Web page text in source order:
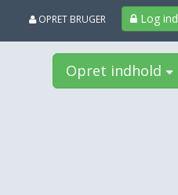
Log ind
OPRET BRUGER
Opret indhold